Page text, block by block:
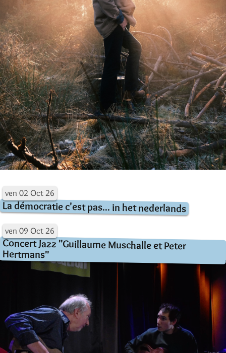
ven 02 Oct 26
La démocratie c'est pas... in het nederlands
ven 09 Oct 26
Concert Jazz "Guillaume Muschalle et Peter
Hertmans"